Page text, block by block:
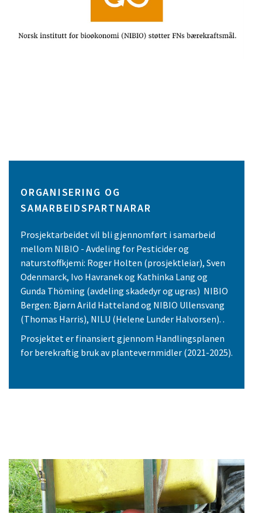
ORGANISERING OG
SAMARBEIDSPARTNARAR
Prosjektarbeidet vil bli gjennomført i samarbeid
mellom NIBIO - Avdeling for Pesticider og
naturstoffkjemi: Roger Holten (prosjektleiar), Sven
Odenmarck, Ivo Havranek og Kathinka Lang og
Gunda Thöming (avdeling skadedyr og ugras) NIBIO
Bergen: Bjørn Arild Hatteland og NIBIO Ullensvang
(Thomas Harris), NILU (Helene Lunder Halvorsen). .
Prosjektet er finansiert gjennom Handlingsplanen
for berekraftig bruk av plantevernmidler (2021-2025).